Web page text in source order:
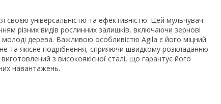
своєю універсальністю та ефективністю. Цей мульчувач
різних видів рослинних залишків, включаючи зернові
молоді дерева. Важливою особливістю Agila є його міцний
та якісне подрібнення, сприяючи швидкому розкладанню
з високоякісної сталі, що гарантує його
навантажень.